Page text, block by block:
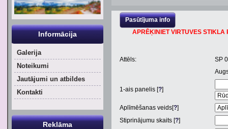
Pasūtījuma info
APRĒĶINIET VIRTUVES
Attēls:
SP
1-ais panelis [?]
Aplīmēšanas veids[?]
Stiprinājumu skaits [?]
Informācija
Galerija
Noteikumi
Jautājumi un atbildes
Kontakti
Reklāma